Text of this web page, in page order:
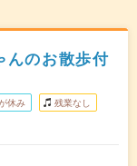
んのお散歩付
休み 残業なし